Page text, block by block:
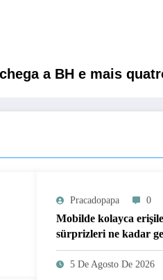
a BH e mais
Pracadopapa 0
Mobilde kolayca
sürprizleri ne kadar
5 De Agosto De 2026